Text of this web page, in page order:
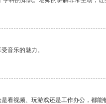
音乐的魅力。
看视频、玩游戏还是工作办公，都能